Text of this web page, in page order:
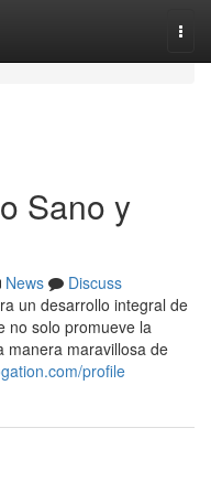
Sano y
News
Discuss
un desarrollo integral de
no solo promueve la
manera maravillosa de
profile